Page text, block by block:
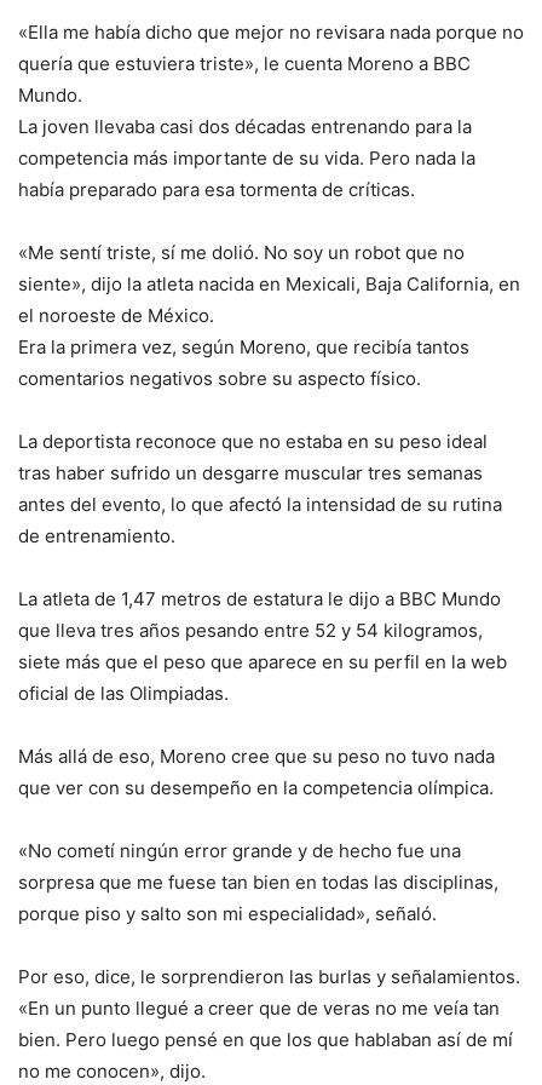
«Ella me había dicho que mejor no revisara nada porque no
quería que estuviera triste», le cuenta Moreno a BBC
Mundo.
La joven llevaba casi dos décadas entrenando para la
competencia más importante de su vida. Pero nada la
había preparado para esa tormenta de críticas.
«Me sentí triste, sí me dolió. No soy un robot que no
siente», dijo la atleta nacida en Mexicali, Baja California, en
el noroeste de México.
Era la primera vez, según Moreno, que recibía tantos
comentarios negativos sobre su aspecto físico.
La deportista reconoce que no estaba en su peso ideal
tras haber sufrido un desgarre muscular tres semanas
antes del evento, lo que afectó la intensidad de su rutina
de entrenamiento.
La atleta de 1,47 metros de estatura le dijo a BBC Mundo
que lleva tres años pesando entre 52 y 54 kilogramos,
siete más que el peso que aparece en su perfil en la web
oficial de las Olimpiadas.
Más allá de eso, Moreno cree que su peso no tuvo nada
que ver con su desempeño en la competencia olímpica.
«No cometí ningún error grande y de hecho fue una
sorpresa que me fuese tan bien en todas las disciplinas,
porque piso y salto son mi especialidad», señaló.
Por eso, dice, le sorprendieron las burlas y señalamientos.
«En un punto llegué a creer que de veras no me veía tan
bien. Pero luego pensé en que los que hablaban así de mí
no me conocen», dijo.